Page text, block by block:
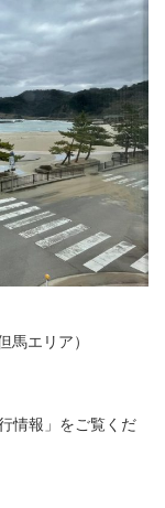
エリア）
情報」をご覧くだ